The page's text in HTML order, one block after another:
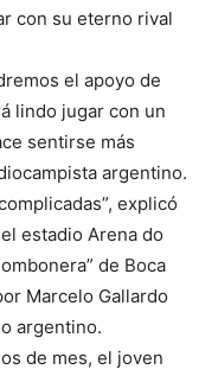
con su eterno rival
el apoyo de
lindo jugar con un
sentirse más
argentino.
explicó
estadio Arena do
de Boca
Marcelo Gallardo
argentino.
de mes, el joven